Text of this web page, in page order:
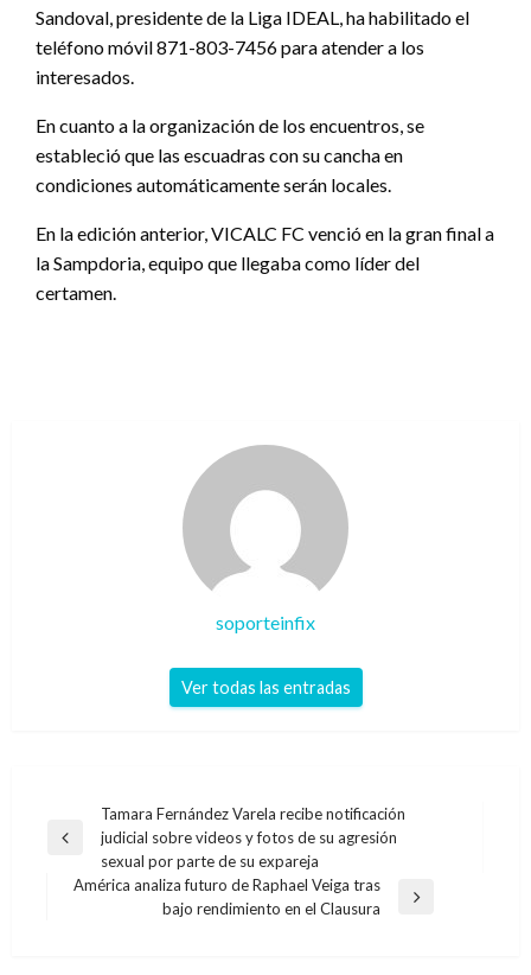
Sandoval, presidente de la Liga IDEAL, ha habilitado el
teléfono móvil 871-803-7456 para atender a los
interesados.
En cuanto a la organización de los encuentros, se
estableció que las escuadras con su cancha en
condiciones automáticamente serán locales.
En la edición anterior, VICALC FC venció en la gran final a
la Sampdoria, equipo que llegaba como líder del
certamen.
soporteinfix
Ver todas las entradas
Navegación
de
entradas
Entrada
Tamara Fernández Varela recibe notificación
judicial sobre videos y fotos de su agresión
sexual por parte de su expareja
América analiza futuro de Raphael Veiga tras
bajo rendimiento en el Clausura